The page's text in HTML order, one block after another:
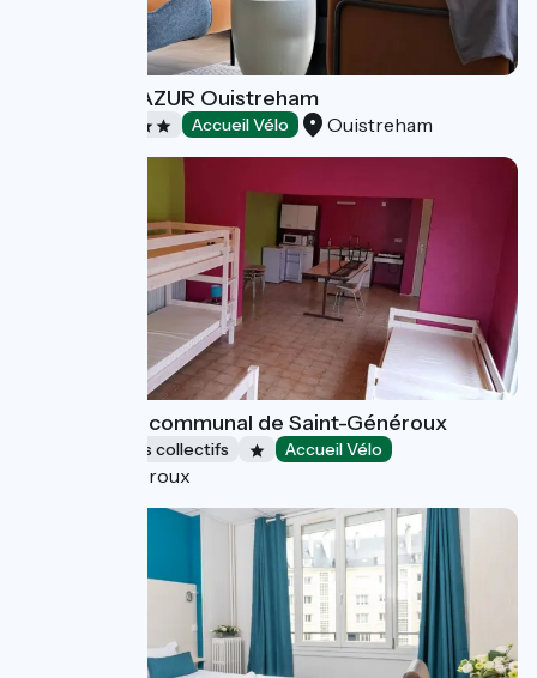
Hôtel THALAZUR Ouistreham
Accueil Vélo Ouistreham
Gîte d'étape communal de Saint-Généroux
Hébergements collectifs Accueil Vélo
Saint-Généroux